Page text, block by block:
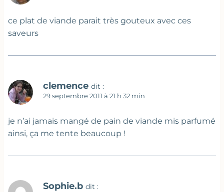
ce plat de viande parait très gouteux avec ces
saveurs
clemence dit :
29 septembre 2011 à 21 h 32 min
je n’ai jamais mangé de pain de viande mis parfumé
ainsi, ça me tente beaucoup !
Sophie.b dit :